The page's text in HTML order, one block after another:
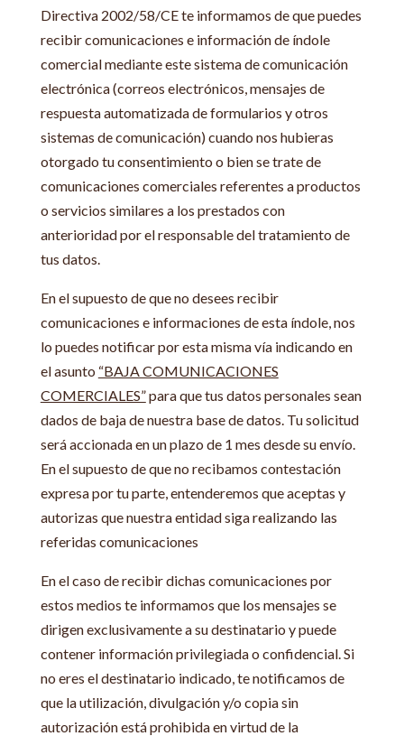
Directiva 2002/58/CE te informamos de que puedes
recibir comunicaciones e información de índole
comercial mediante este sistema de comunicación
electrónica (correos electrónicos, mensajes de
respuesta automatizada de formularios y otros
sistemas de comunicación) cuando nos hubieras
otorgado tu consentimiento o bien se trate de
comunicaciones comerciales referentes a productos
o servicios similares a los prestados con
anterioridad por el responsable del tratamiento de
tus datos.
En el supuesto de que no desees recibir
comunicaciones e informaciones de esta índole, nos
lo puedes notificar por esta misma vía indicando en
el asunto “BAJA COMUNICACIONES
COMERCIALES”para que tus datos personales sean
dados de baja de nuestra base de datos. Tu solicitud
será accionada en un plazo de 1 mes desde su envío.
En el supuesto de que no recibamos contestación
expresa por tu parte, entenderemos que aceptas y
autorizas que nuestra entidad siga realizando las
referidas comunicaciones
En el caso de recibir dichas comunicaciones por
estos medios te informamos que los mensajes se
dirigen exclusivamente a su destinatario y puede
contener información privilegiada o confidencial. Si
no eres el destinatario indicado, te notificamos de
que la utilización, divulgación y/o copia sin
autorización está prohibida en virtud de la